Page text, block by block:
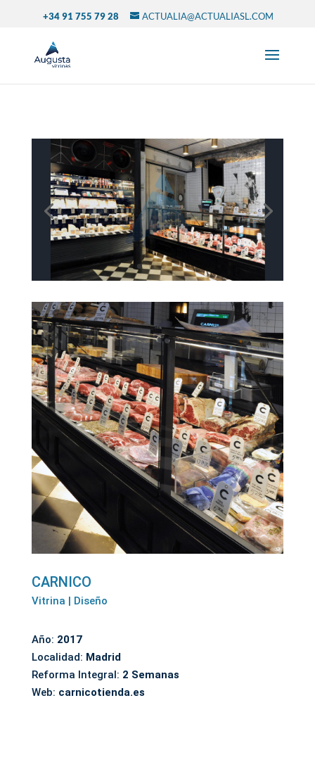
+34 91 755 79 28 ACTUALIA@ACTUALIASL.COM
CARNICO
Vitrina | Diseño
Año: 2017
Localidad: Madrid
Reforma Integral: 2 Semanas
Web: carnicotienda.es